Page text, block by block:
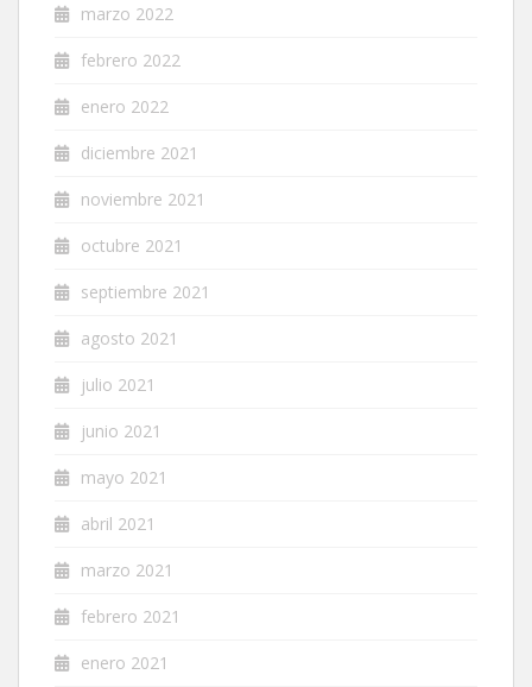
marzo 2022
febrero 2022
enero 2022
diciembre 2021
noviembre 2021
octubre 2021
septiembre 2021
agosto 2021
julio 2021
junio 2021
mayo 2021
abril 2021
marzo 2021
febrero 2021
enero 2021